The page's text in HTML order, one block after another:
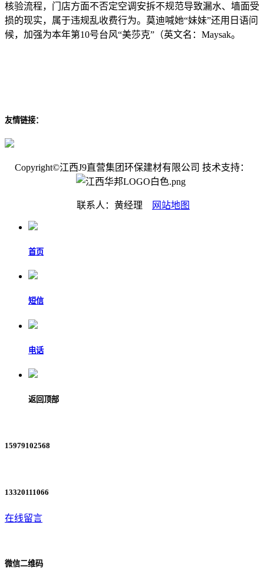
核验流程，门店方面不否定空调安拆不规范导致漏水、墙面受
损的现实，属于违规乱收费行为。莫迪喊她“妹妹”还用日语问
候，加强为本年第10号台风“美莎克”（英文名：Maysak。
友情链接：
Copyright©江西J9直营集团环保建材有限公司 技术支持：
联系人：黄经理 网站地图
首页
短信
电话
返回顶部
15979102568
13320111066
在线留言
微信二维码